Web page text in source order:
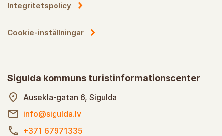
Integritetspolicy
Cookie-inställningar
Sigulda kommuns turistinformationscenter
Ausekla-gatan 6, Sigulda
info@sigulda.lv
+371 67971335